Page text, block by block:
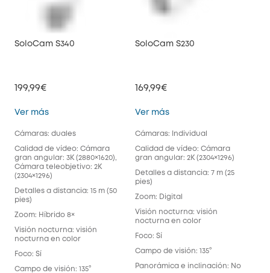
SoloCam S340
199,99€
Ver másSoloCam S340
Cámaras: duales
Calidad de vídeo: Cámara
gran angular: 3K (2880×1620),
Cámara teleobjetivo: 2K
(2304×1296)
Detalles a distancia: 15 m (50
pies)
Zoom: Híbrido 8×
Visión nocturna: visión
nocturna en color
Foco: Sí
Campo de visión: 135°
SoloCam S230
169,99€
Ver másSoloCam S230
Cámaras: Individual
Calidad de vídeo: Cámara
gran angular: 2K (2304×1296)
Detalles a distancia: 7 m (25
pies)
Zoom: Digital
Visión nocturna: visión
nocturna en color
Foco: Sí
Campo de visión: 135°
Panorámica e inclinación: No